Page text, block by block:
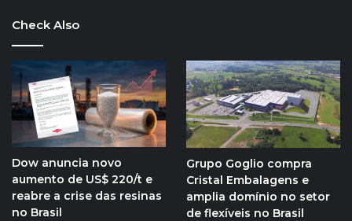
Check Also
Dow anuncia novo
aumento de US$ 220/t e
reabre a crise das resinas
no Brasil
Grupo Goglio compra
Cristal Embalagens e
amplia domínio no setor
de flexíveis no Brasil